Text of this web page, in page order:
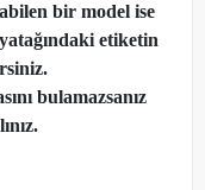
bir model ise
etiketin
bulamazsanız